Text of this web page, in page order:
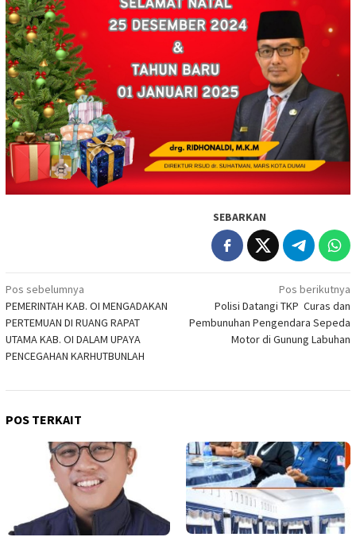
SEBARKAN
Navigasi
pos
Pos sebelumnya
PEMERINTAH KAB. OI MENGADAKAN
PERTEMUAN DI RUANG RAPAT
UTAMA KAB. OI DALAM UPAYA
PENCEGAHAN KARHUTBUNLAH
Pos berikutnya
Polisi Datangi TKP Curas dan
Pembunuhan Pengendara Sepeda
Motor di Gunung Labuhan
POS TERKAIT